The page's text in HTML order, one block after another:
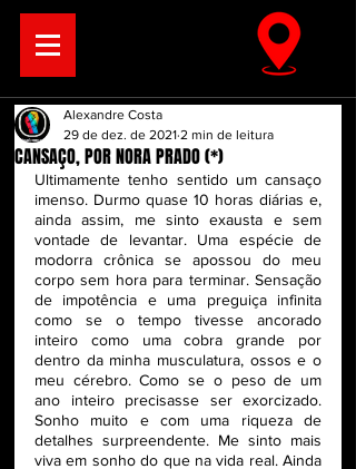
CANSAÇO, POR NORA PRADO (*)
Alexandre Costa
29 de dez. de 2021 2 min de leitura
Ultimamente tenho sentido um cansaço
imenso. Durmo quase 10 horas diárias e,
ainda assim, me sinto exausta e sem
vontade de levantar. Uma espécie de
modorra crônica se apossou do meu
corpo sem hora para terminar. Sensação
de impotência e uma preguiça infinita
como se o tempo tivesse ancorado
inteiro como uma cobra grande por
dentro da minha musculatura, ossos e o
meu cérebro. Como se o peso de um
ano inteiro precisasse ser exorcizado.
Sonho muito e com uma riqueza de
detalhes surpreendente. Me sinto mais
viva em sonho do que na vida real. Ainda